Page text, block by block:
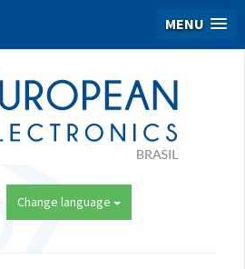
MENU
Change language